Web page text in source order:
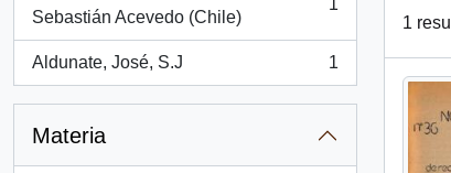
Sebastián Acevedo (Chile)
, 1 resultados
1
Aldunate, José, S.J
, 1 resultados
1
Materia
1